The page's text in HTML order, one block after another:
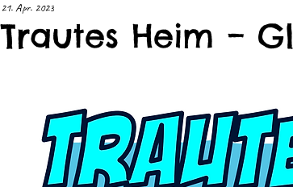
Trautes Heim –
21. Apr. 2023